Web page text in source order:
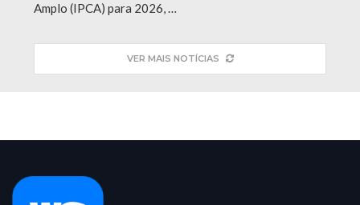
Amplo (IPCA) para 2026, …
VER MAIS NOTÍCIAS